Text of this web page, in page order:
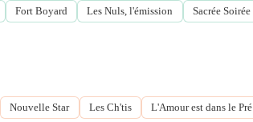
Fort Boyard Les Nuls, l'émission Sacrée Soirée
Nouvelle Star Les Ch'tis L'Amour est dans le Pré